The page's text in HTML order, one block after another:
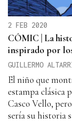
2 FEB 2020
CÓMIC | La
inspirado por
GUILLERMO
El niño que
estampa clásica
Casco Vello,
sería su historia